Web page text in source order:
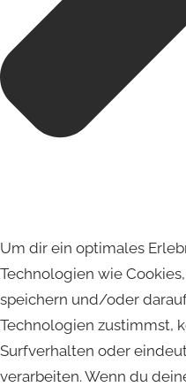
Um dir ein optimales
Technologien wie
speichern und/oder
Technologien zustimmst,
Surfverhalten oder
verarbeiten. Wenn du